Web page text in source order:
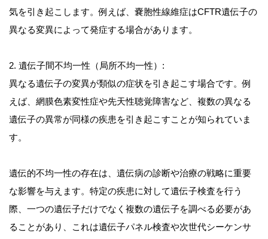
気を引き起こします。例えば、嚢胞性線維症はCFTR遺伝子の
異なる変異によって発症する場合があります。
2. 遺伝子間不均一性（局所不均一性）:
異なる遺伝子の変異が類似の症状を引き起こす場合です。例
えば、網膜色素変性症や先天性聴覚障害など、複数の異なる
遺伝子の異常が同様の疾患を引き起こすことが知られていま
す。
遺伝的不均一性の存在は、遺伝病の診断や治療の戦略に重要
な影響を与えます。特定の疾患に対して遺伝子検査を行う
際、一つの遺伝子だけでなく複数の遺伝子を調べる必要があ
ることがあり、これは遺伝子パネル検査や次世代シーケンサ